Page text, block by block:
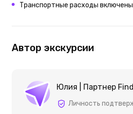
Транспортные расходы
Автор экскурсии
Юлия | Партнер
Личность